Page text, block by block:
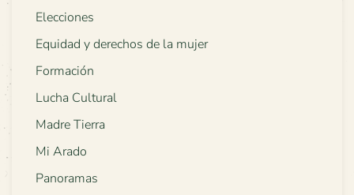
Elecciones
Equidad y derechos de la mujer
Formación
Lucha Cultural
Madre Tierra
Mi Arado
Panoramas